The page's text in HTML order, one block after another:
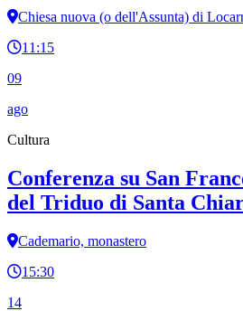
Chiesa nuova (o dell'Assunta) di
11:15
09
ago
Cultura
Conferenza su San
del Triduo di Santa
Cademario, monastero
15:30
14